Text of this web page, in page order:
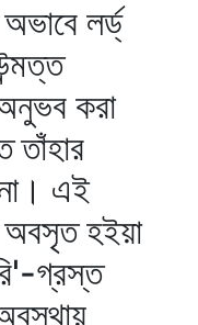
লর্ড্‌
করা
তাঁহার
এই
হইয়া
গ্রস্ত